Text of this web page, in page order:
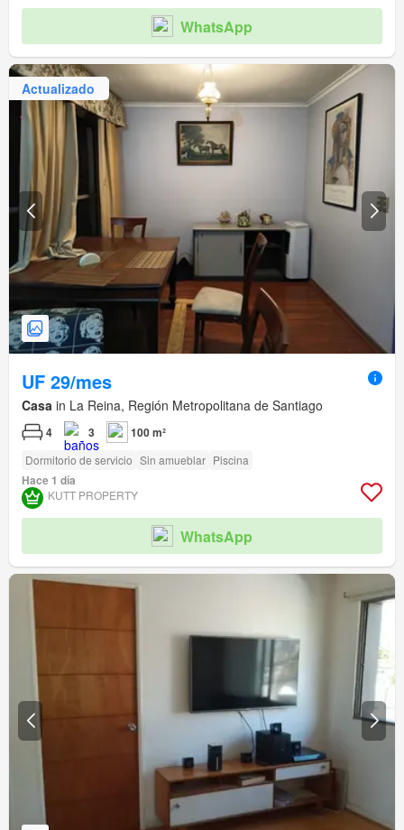
WhatsApp
Actualizado
UF 29/mes
Casa in La Reina, Región Metropolitana de Santiago
4 3 100 m²
Dormitorio de servicio Sin amueblar Piscina
Hace 1 día
KUTT PROPERTY
WhatsApp